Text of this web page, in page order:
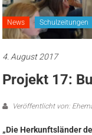
News Schulzeitungen
4. August 2017
Projekt 17:
Veröffentlicht von:
„Die Herkunftsländer